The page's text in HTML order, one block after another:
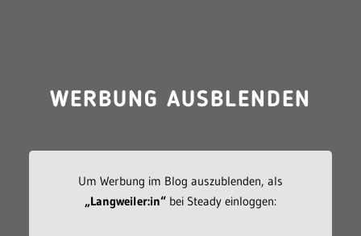
WERBUNG AUSBLENDEN
Um Werbung im Blog auszublenden, als
„Langweiler:in“bei Steady einloggen: